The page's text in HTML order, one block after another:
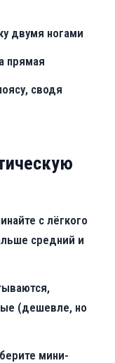
двумя ногами
прямая
сводя
с лёгкого
средний и
(дешевле, но
мини-